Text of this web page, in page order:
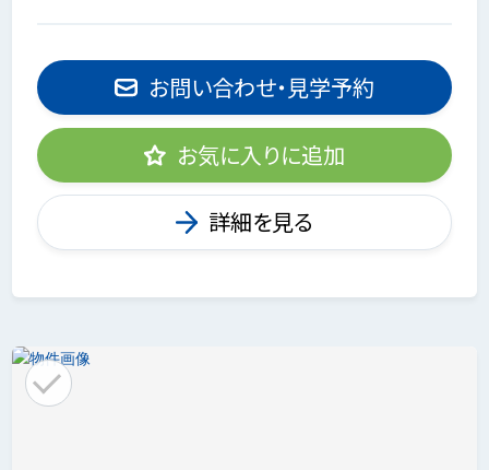
お問い合わせ・見学予約
お気に入りに追加
詳細を見る